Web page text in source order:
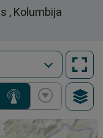
, Kolumbija